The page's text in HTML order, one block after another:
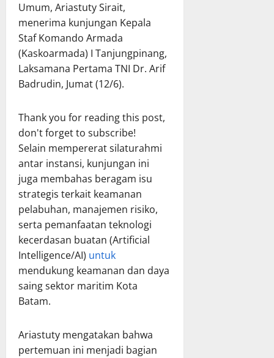
Umum, Ariastuty Sirait,
menerima kunjungan Kepala
Staf Komando Armada
(Kaskoarmada) I Tanjungpinang,
Laksamana Pertama TNI Dr. Arif
Badrudin, Jumat (12/6).
Thank you for reading this post,
don't forget to subscribe!
Selain mempererat silaturahmi
antar instansi, kunjungan ini
juga membahas beragam isu
strategis terkait keamanan
pelabuhan, manajemen risiko,
serta pemanfaatan teknologi
kecerdasan buatan (Artificial
Intelligence/AI) untuk
mendukung keamanan dan daya
saing sektor maritim Kota
Batam.
Ariastuty mengatakan bahwa
pertemuan ini menjadi bagian